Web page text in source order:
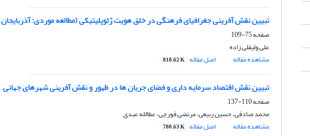
تبیین نقش آفرینی جغرافیای فرهنگی در خلق هویت ژئوپلیتیکی (مطالعه موردی: آذربایجان
صفحه75-109
علی ولیقلی زاده
مشاهده مقاله
اصل مقاله 818.62 K
تبیین نقش اقتصاد سرمایه داری و فضای جریان ها در ظهور و نقش آفرینی شهرهای جهانی
صفحه110-137
محمد صادقی، حسین ربیعی، مرتضی قورچی، عطالله عبدی
مشاهده مقاله
اصل مقاله 780.63 K